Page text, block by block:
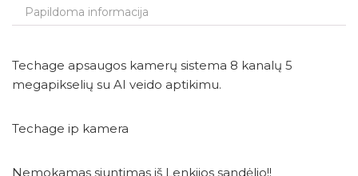
Papildoma informacija
Techage apsaugos kamerų sistema 8 kanalų 5
megapikselių su AI veido aptikimu.
Techage ip kamera
Nemokamas siuntimas iš Lenkijos sandėlio!!